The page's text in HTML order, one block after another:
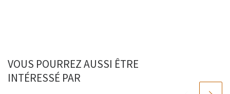
VOUS POURREZ AUSSI ÊTRE
INTÉRESSÉ PAR